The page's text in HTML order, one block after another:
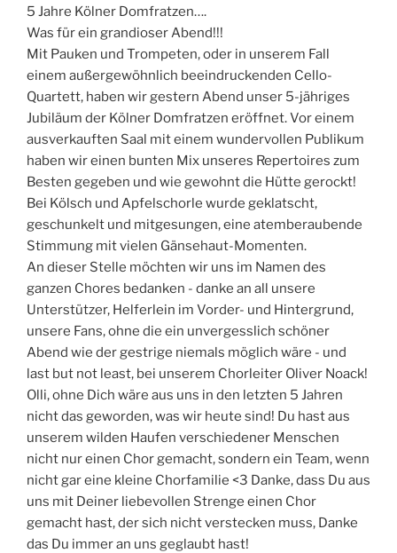
5 Jahre Kölner Domfratzen….
Was für ein grandioser Abend!!!
Mit Pauken und Trompeten, oder in unserem Fall
einem außergewöhnlich beeindruckenden Cello-
Quartett, haben wir gestern Abend unser 5-jähriges
Jubiläum der Kölner Domfratzen eröffnet. Vor einem
ausverkauften Saal mit einem wundervollen Publikum
haben wir einen bunten Mix unseres Repertoires zum
Besten gegeben und wie gewohnt die Hütte gerockt!
Bei Kölsch und Apfelschorle wurde geklatscht,
geschunkelt und mitgesungen, eine atemberaubende
Stimmung mit vielen Gänsehaut-Momenten.
An dieser Stelle möchten wir uns im Namen des
ganzen Chores bedanken - danke an all unsere
Unterstützer, Helferlein im Vorder- und Hintergrund,
unsere Fans, ohne die ein unvergesslich schöner
Abend wie der gestrige niemals möglich wäre - und
last but not least, bei unserem Chorleiter Oliver Noack!
Olli, ohne Dich wäre aus uns in den letzten 5 Jahren
nicht das geworden, was wir heute sind! Du hast aus
unserem wilden Haufen verschiedener Menschen
nicht nur einen Chor gemacht, sondern ein Team, wenn
nicht gar eine kleine Chorfamilie <3 Danke, dass Du aus
uns mit Deiner liebevollen Strenge einen Chor
gemacht hast, der sich nicht verstecken muss, Danke
das Du immer an uns geglaubt hast!